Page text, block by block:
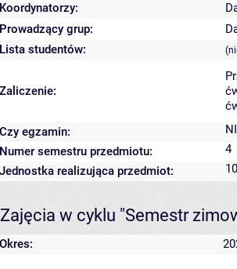
Koordynatorzy:
Prowadzący grup:
Lista studentów:
Zaliczenie:
Czy egzamin:
Numer semestru przedmiotu:
4
Jednostka realizująca przedmiot:
Zajęcia w cyklu "Semestr
Okres: